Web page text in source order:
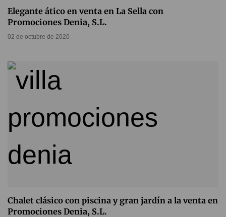
Elegante ático en venta en La Sella con
Promociones Denia, S.L.
02 de octubre de 2020
Chalet clásico con piscina y gran jardín a la venta en
Promociones Denia, S.L.